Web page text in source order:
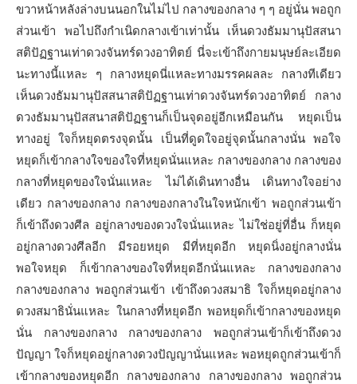
ขวาหน้าหลังล่างบนนอกในไม่ไป กลางของกลาง ๆ ๆ อยู่นั่น พอถูก
ส่วนเข้า พอไปถึงกำเนิดกลางเข้าเท่านั้น เห็นดวงธัมมานุปัสสนา
สติปัฏฐานเท่าดวงจันทร์ดวงอาทิตย์ นี่จะเข้าถึงกายมนุษย์ละเอียด
นะทางนี้แหละ ๆ กลางหยุดนี่แหละทางมรรคผลละ กลางทีเดียว
เห็นดวงธัมมานุปัสสนาสติปัฏฐานเท่าดวงจันทร์ดวงอาทิตย์ กลาง
ดวงธัมมานุปัสสนาสติปัฏฐานก็เป็นจุดอยู่อีกเหมือนกัน หยุดเป็น
ทางอยู่ ใจก็หยุดตรงจุดนั้น เป็นที่ดูดใจอยู่จุดนั้นกลางนั่น พอใจ
หยุดก็เข้ากลางใจของใจที่หยุดนั่นแหละ กลางของกลาง กลางของ
กลางที่หยุดของใจนั่นแหละ ไม่ได้เดินทางอื่น เดินทางใจอย่าง
เดียว กลางของกลาง กลางของกลางในใจหนักเข้า พอถูกส่วนเข้า
ก็เข้าถึงดวงศีล อยู่กลางของดวงใจนั่นแหละ ไม่ใช่อยู่ที่อื่น ก็หยุด
อยู่กลางดวงศีลอีก มีรอยหยุด มีที่หยุดอีก หยุดนิ่งอยู่กลางนั่น
พอใจหยุด ก็เข้ากลางของใจที่หยุดอีกนั่นแหละ กลางของกลาง
กลางของกลาง พอถูกส่วนเข้า เข้าถึงดวงสมาธิ ใจก็หยุดอยู่กลาง
ดวงสมาธินั่นแหละ ในกลางที่หยุดอีก พอหยุดก็เข้ากลางของหยุด
นั่น กลางของกลาง กลางของกลาง พอถูกส่วนเข้าก็เข้าถึงดวง
ปัญญา ใจก็หยุดอยู่กลางดวงปัญญานั่นแหละ พอหยุดถูกส่วนเข้าก็
เข้ากลางของหยุดอีก กลางของกลาง กลางของกลาง พอถูกส่วน